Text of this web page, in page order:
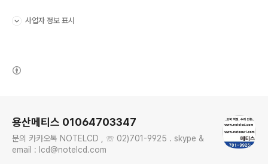
사업자 정보 표시
용산메티스 01064703347
문의 카카오톡 NOTELCD , ☏ 02)701-9925 . skype &
email : lcd@notelcd.com